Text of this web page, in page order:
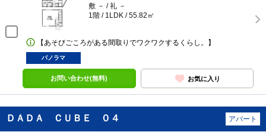
敷 － / 礼 －
1階 / 1LDK / 55.82㎡
【あそびごころがある間取りでワクワクするくらし。】
パノラマ
お問い合わせ(無料) お気に入り
ＤＡＤＡ ＣＵＢＥ ０４ アパート